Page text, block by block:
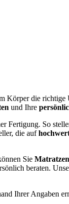
Körper die
und Ihre
Fertigung. So
die auf
Sie
beraten.
Ihrer Angaben